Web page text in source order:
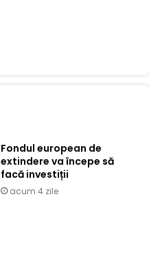
Fondul european de
extindere va începe să
facă investiții
acum 4 zile